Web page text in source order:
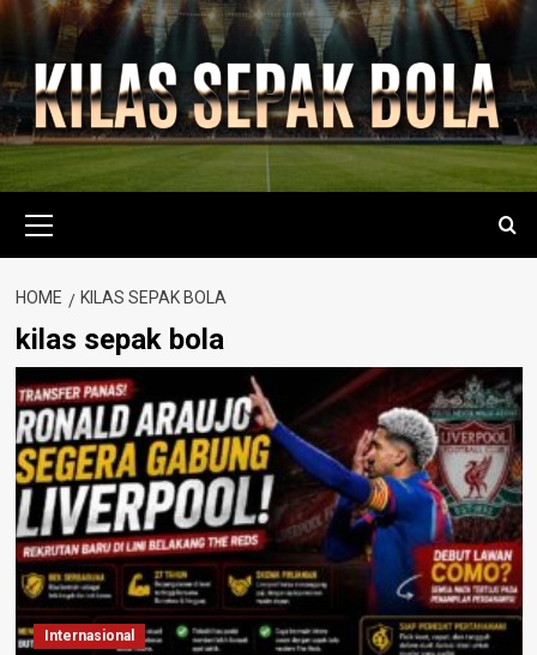
Skip
content
Menu
HOME KILAS SEPAK BOLA
kilas sepak bola
Internasional